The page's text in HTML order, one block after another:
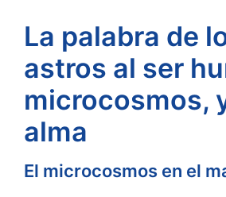
La palabra de
astros al ser
microcosmos,
alma
El microcosmos en el